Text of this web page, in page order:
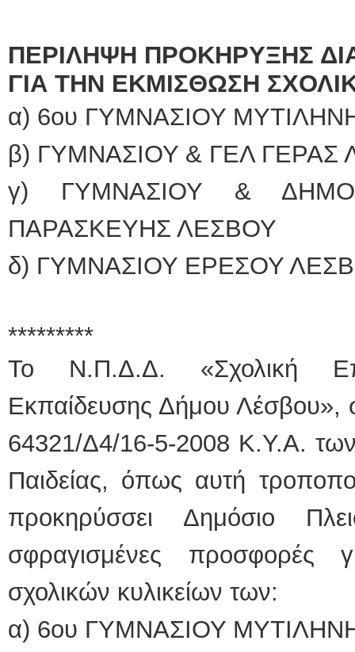
ΠΕΡΙΛΗΨΗ ΠΡΟΚΗΡΥΞΗΣ
ΓΙΑ ΤΗΝ ΕΚΜΙΣΘΩΣΗ
α) 6ου ΓΥΜΝΑΣΙΟΥ
β) ΓΥΜΝΑΣΙΟΥ & ΓΕΛ ΓΕΡΑΣ
γ) ΓΥΜΝΑΣΙΟΥ &
ΠΑΡΑΣΚΕΥΗΣ ΛΕΣΒΟΥ
δ) ΓΥΜΝΑΣΙΟΥ ΕΡΕΣΟΥ
*********
To Ν.Π.Δ.Δ. «Σχολική
Εκπαίδευσης Δήμου
64321/Δ4/16-5-2008 Κ.Υ.Α.
Παιδείας, όπως αυτή
προκηρύσσει Δημόσιο
σφραγισμένες προσφορές
σχολικών κυλικείων των:
α) 6ου ΓΥΜΝΑΣΙΟΥ